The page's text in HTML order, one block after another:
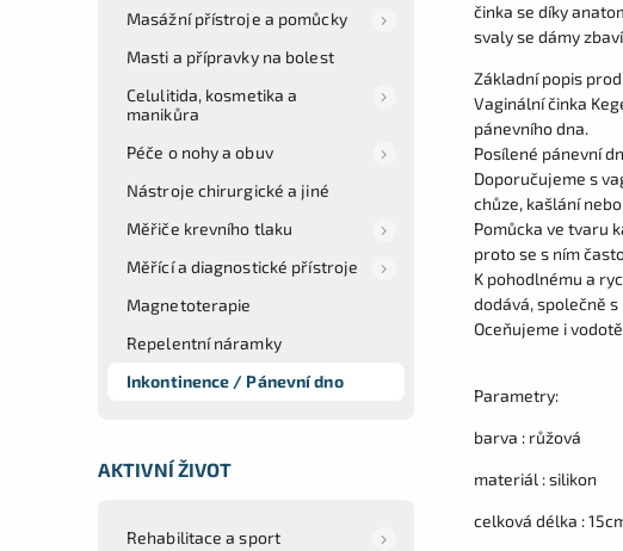
Masážní přístroje a pomůcky
Masti a přípravky na bolest
Celulitida, kosmetika a
manikůra
Péče o nohy a obuv
Nástroje chirurgické a jiné
Měřiče krevního tlaku
Měřící a diagnostické přístroje
Magnetoterapie
Repelentní náramky
Inkontinence / Pánevní dno
AKTIVNÍ ŽIVOT
Rehabilitace a sport
činka se díky
svalyse dámy
Základní popis
Vaginální činka
pánevního dna.
Posílené pánevní
Doporučujeme s
chůze, kašlání
Pomůcka ve tvaru
proto se s ním
K pohodlnému a
dodává, společně
Oceňujeme i
Parametry:
barva : růžová
materiál : silikon
celková délka :